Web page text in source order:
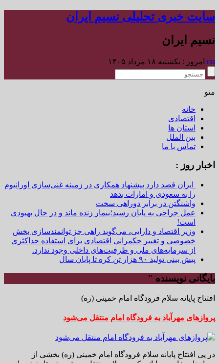
سایت خبری تحلیلی نسیم ایران
نسیم ایران
rss امروز : یکشنبه ۱۸ مرداد ۱۴۰۵
منو
خانه
اقتصادی
استان ها
بین الملل
تماس با ما
اخبار روز :
ایران قصد دارد پیشنهاد همکاری در زمینه غنی‌سازی اورانیوم
را به سعودی و امارات بدهد
واشنگتن در برابر دوراهی سخت
عمل جراحی به پایان رسید؛بیمار زنده ماند و در حال بهبودی
است!
وزیر اقتصاد و دارایی، می‌گوید راهی جز توانمندسازی بخش
خصوصی و تغییر حکمرانی اقتصادی برای استفاده حداکثری
از سرمایه‌های ملی و ظرفیت‌های داخلی وجود ندارد.
پیش بینی تولید ۹۰ هزار تن کره تا پایان سال
بایگانی نویسنده "
افتتاح پایانه سلام فرودگاه امام خمینی (ره)
پروازهای مهرآباد به فرودگاه امام منتقل می‌شود
در پی افتتاح پایانه سلام فرودگاه امام خمینی (ره) بخشی از